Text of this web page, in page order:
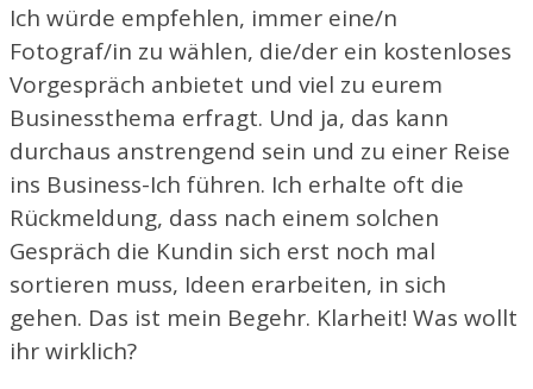
Ich würde empfehlen, immer eine/n
Fotograf/in zu wählen, die/der ein kostenloses
Vorgespräch anbietet und viel zu eurem
Businessthema erfragt. Und ja, das kann
durchaus anstrengend sein und zu einer Reise
ins Business-Ich führen. Ich erhalte oft die
Rückmeldung, dass nach einem solchen
Gespräch die Kundin sich erst noch mal
sortieren muss, Ideen erarbeiten, in sich
gehen. Das ist mein Begehr. Klarheit! Was wollt
ihr wirklich?